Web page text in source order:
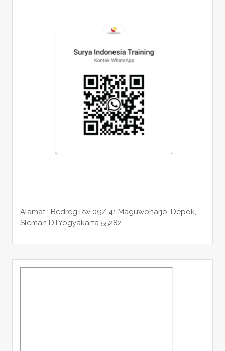
Alamat : Bedreg Rw 09/ 41 Maguwoharjo, Depok,
Sleman D.I.Yogyakarta 55282